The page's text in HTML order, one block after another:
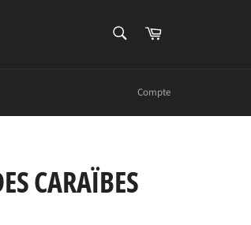
Panier
Compte
CARAÏBES